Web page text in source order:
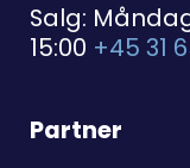
Salg:
15:00 +45 31
Partner